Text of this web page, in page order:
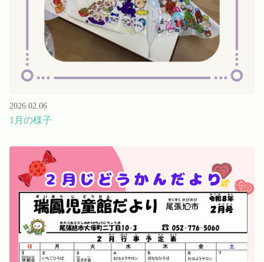
2026.02.06
1月の様子